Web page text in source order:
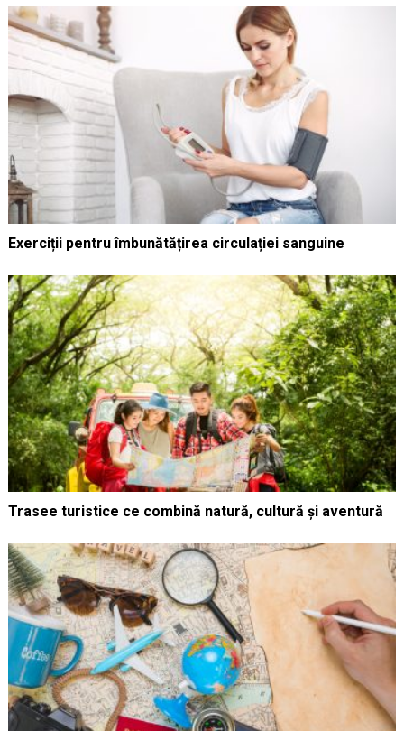
Exerciții pentru îmbunătățirea circulației sanguine
Trasee turistice ce combină natură, cultură și aventură